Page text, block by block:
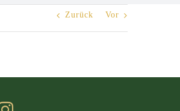
Zurück Vor